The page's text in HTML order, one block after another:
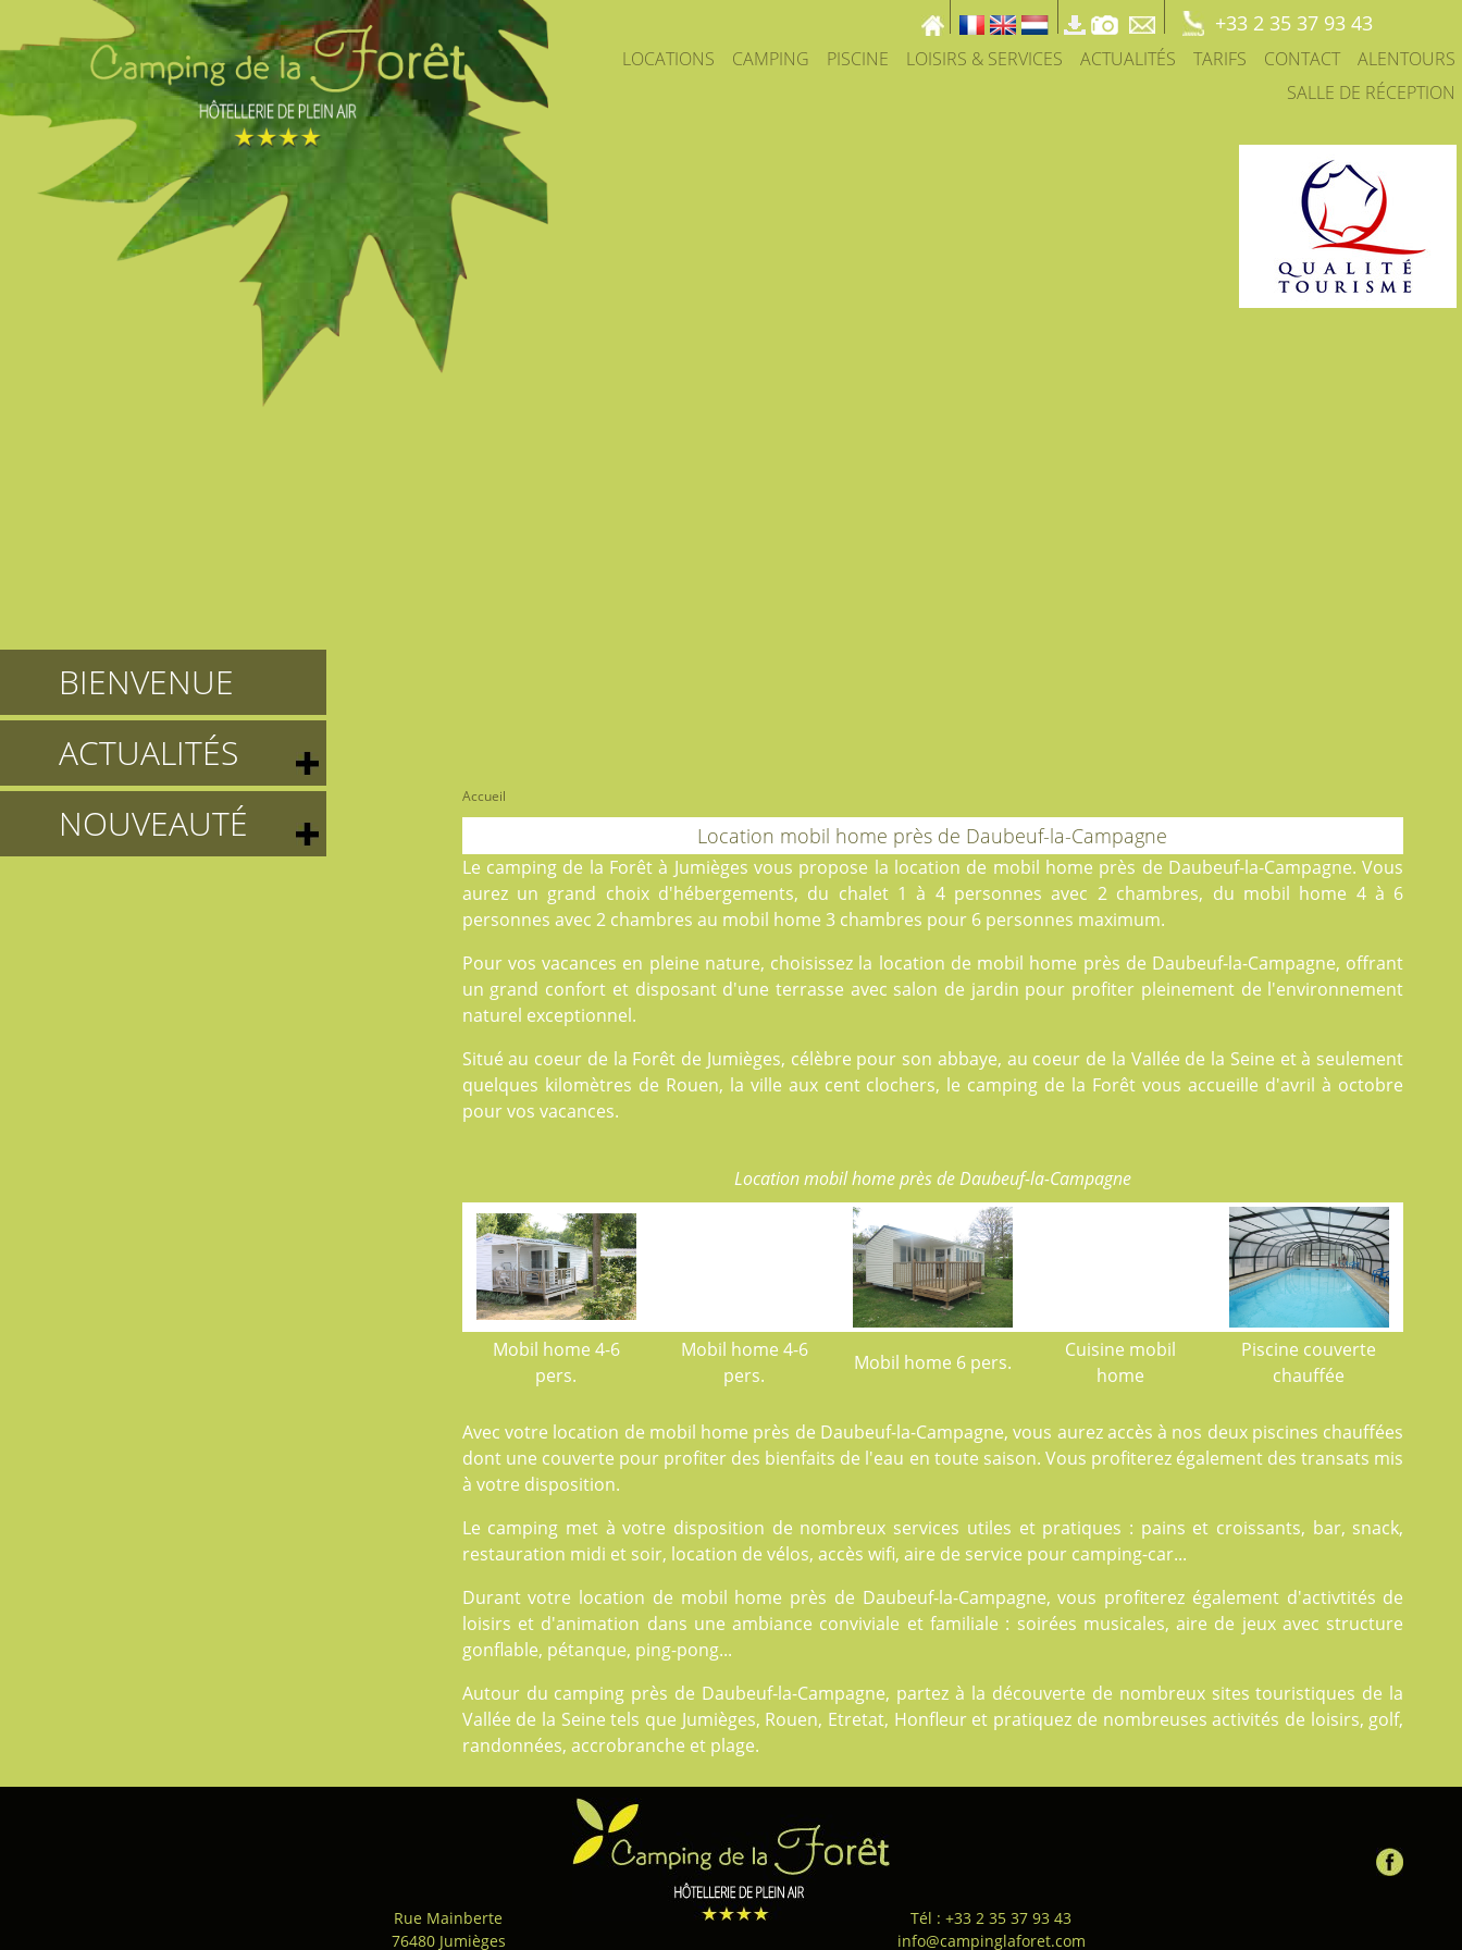
+33 2 35 37 93 43
LOCATIONS CAMPING PISCINE LOISIRS & SERVICES ACTUALITÉS TARIFS CONTACT
ALENTOURS
SALLE DE RÉCEPTION
BIENVENUE
ACTUALITÉS
NOUVEAUTÉ
Accueil
Location mobil home près de Daubeuf-la-Campagne
Le camping de la Forêt à Jumièges vous propose la location de mobil home près de Daubeuf-la-Campagne. Vous
aurez un grand choix d'hébergements, du chalet1 à 4 personnes avec 2 chambres, du mobil home 4 à 6
personnes avec 2 chambres au mobil home 3 chambres pour 6 personnes maximum.
Pour vos vacances en pleine nature, choisissez la location de mobil home près de Daubeuf-la-Campagne, offrant
un grand confort et disposant d'une terrasse avec salon de jardin pour profiter pleinement de l'environnement
naturel exceptionnel.
Situé au coeur de la Forêt de Jumièges, célèbre pour son abbaye, au coeur de la Vallée de la Seine et à seulement
quelques kilomètres de Rouen, la ville aux cent clochers, le camping de la Forêt vous accueille d'avril à octobre
pour vos vacances.
Location mobil home près de Daubeuf-la-Campagne
Mobil home 4-6
pers.
Mobil home 4-6
pers.
Mobil home 6 pers.
Cuisine mobil
home
Piscine couverte
chauffée
Avec votre location de mobil home près de Daubeuf-la-Campagne, vous aurez accès à nos deux piscines chauffées
dont une couverte pour profiter des bienfaits de l'eau en toute saison. Vous profiterez également des transats mis
à votre disposition.
Le camping met à votre disposition de nombreux services utiles et pratiques : pains et croissants, bar, snack,
restauration midi et soir, location de vélos, accès wifi, aire de service pour camping-car...
Durant votre location de mobil home près de Daubeuf-la-Campagne, vous profiterez également d'activtités de
loisirs et d'animation dans une ambiance conviviale et familiale : soirées musicales, aire de jeux avec structure
gonflable, pétanque, ping-pong...
Autour du camping près de Daubeuf-la-Campagne, partez à la découverte de nombreux sites touristiques de la
Vallée de la Seine tels que Jumièges, Rouen, Etretat, Honfleur et pratiquez de nombreuses activités de loisirs, golf,
randonnées, accrobranche et plage.
Rue Mainberte
76480 Jumièges
Tél : +33 2 35 37 93 43
info@campinglaforet.com